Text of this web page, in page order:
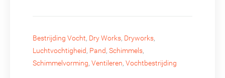
Bestrijding Vocht, Dry Works, Dryworks,
Luchtvochtigheid, Pand, Schimmels,
Schimmelvorming, Ventileren, Vochtbestrijding